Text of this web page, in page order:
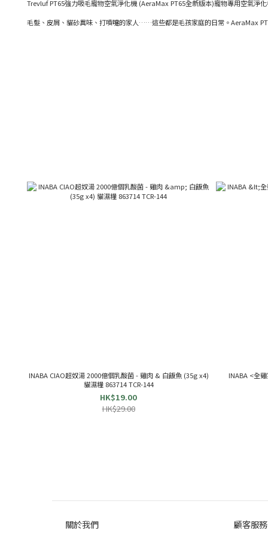
Trevluf PT65強力吸毛寵物空氣淨化機 (AeraMax PT65全新版本)寵物專用空氣淨
毛髮、皮屑、貓砂異味、打噴嚏的家人……這些都是毛孩家庭的日常。AeraMax
INABA CIAO超奴湯 2000億個乳酸菌 - 雞肉 & 白飯魚 (35g x4)
貓濕糧 863714 TCR-144
HK$19.00
HK$29.00
INABA <全
關於我們 顧客服務